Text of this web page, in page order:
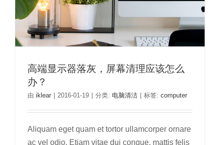
高端显示器落灰，屏幕清理应该怎么
办？
由 iklear 2016-01-19 分类: 电脑清洁 标签: computer
Aliquam eget quam et tortor ullamcorper ornare
ac vel odio. Etiam vitae dui congue, mattis felis